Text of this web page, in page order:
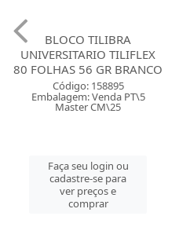
BLOCO TILIBRA
UNIVERSITARIO TILIFLEX
80 FOLHAS 56 GR BRANCO
Código: 158895
Embalagem: Venda PT\5
Master CM\25
Faça seu login ou
cadastre-se para
ver preços e
comprar